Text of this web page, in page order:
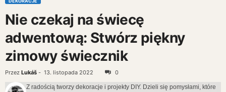
Nie czekaj na świecę
adwentową: Stwórz piękny
zimowy świecznik
Przez Lukáš - 13. listopada 2022 0
Z radością tworzy dekoracje i projekty DIY. Dzieli się pomysłami, które